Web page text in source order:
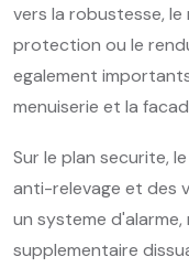
vers la robustesse,
protection ou le
egalement
menuiserie et la
Sur le plan securite,
anti-relevage et des
un systeme
supplementaire